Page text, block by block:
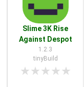
Slime 3K Rise
Against Despot
1.2.3
tinyBuild
★★★★★